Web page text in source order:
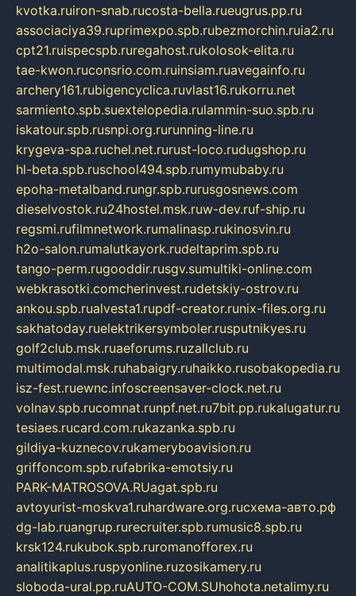
kvotka.ruiron-snab.rucosta-bella.rueugrus.pp.ru
associaciya39.ruprimexpo.spb.rubezmorchin.ruia2.ru
cpt21.ruispecspb.ruregahost.rukolosok-elita.ru
tae-kwon.ruconsrio.com.ruinsiam.ruavegainfo.ru
archery161.rubigencyclica.ruvlast16.rukorru.net
sarmiento.spb.suextelopedia.rulammin-suo.spb.ru
iskatour.spb.rusnpi.org.rurunning-line.ru
krygeva-spa.ruchel.net.rurust-loco.rudugshop.ru
hl-beta.spb.ruschool494.spb.rumymubaby.ru
epoha-metalband.rungr.spb.rurusgosnews.com
dieselvostok.ru24hostel.msk.ruw-dev.ruf-ship.ru
regsmi.rufilmnetwork.rumalinasp.rukinosvin.ru
h2o-salon.rumalutkayork.rudeltaprim.spb.ru
tango-perm.rugooddir.rusgv.sumultiki-online.com
webkrasotki.comcherinvest.rudetskiy-ostrov.ru
ankou.spb.rualvesta1.rupdf-creator.runix-files.org.ru
sakhatoday.ruelektrikersymboler.rusputnikyes.ru
golf2club.msk.ruaeforums.ruzallclub.ru
multimodal.msk.ruhabaigry.ruhaikko.rusobakopedia.ru
isz-fest.ruewnc.infoscreensaver-clock.net.ru
volnav.spb.rucomnat.runpf.net.ru7bit.pp.rukalugatur.ru
tesiaes.rucard.com.rukazanka.spb.ru
gildiya-kuznecov.rukameryboavision.ru
griffoncom.spb.rufabrika-emotsiy.ru
PARK-MATROSOVA.RUagat.spb.ru
avtoyurist-moskva1.ruhardware.org.ruсхема-авто.рф
dg-lab.ruangrup.rurecruiter.spb.rumusic8.spb.ru
krsk124.rukubok.spb.ruromanofforex.ru
analitikaplus.ruspyonline.ruzosikamery.ru
sloboda-ural.pp.ruAUTO-COM.SUhohota.netalimy.ru